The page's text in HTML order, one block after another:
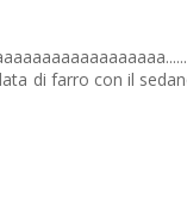
di farro con il